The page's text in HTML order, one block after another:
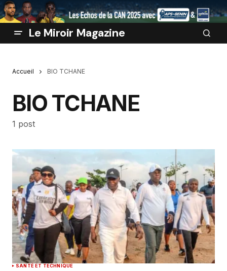
Le Miroir Magazine
Accueil BIO TCHANE
BIO TCHANE
1 post
SANTÉ ET TECHNIQUE